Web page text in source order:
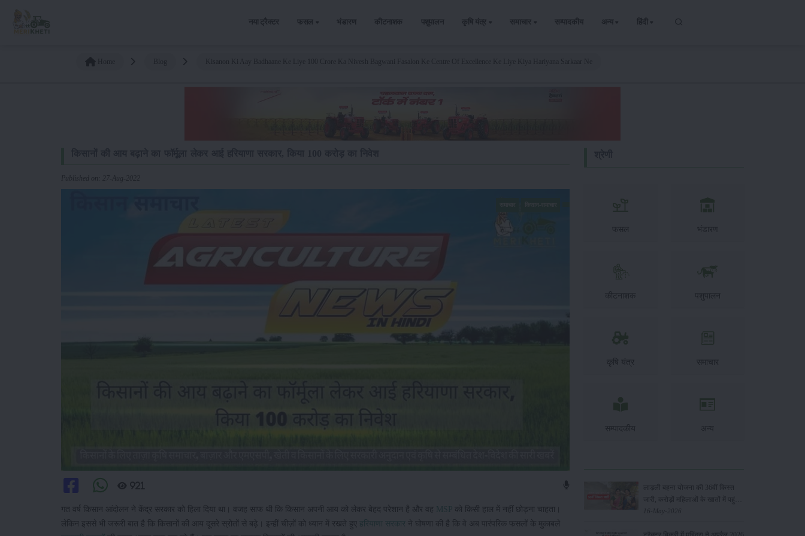
नया ट्रैक्टर फसल भंडारण कीटनाशक पशुपालन कृषि यंत्र समाचार सम्पादकीय अन्य हिंदी
Published on: 27-Aug-2022
921
गत वर्ष किसान आंदोलन ने केंद्र सरकार को हिला दिया था। वजह साफ थी कि किसान अपनी आय को लेकर बेहद परेशान है और वह MSP को किसी हाल में नहीं छोड़ना चाहता।
लेकिन इससे भी जरूरी बात है कि किसानों की आय दूसरे स्रोतों से बढ़े। इन्हीं चीज़ों को ध्यान में रखते हुए
हरियाणा सरकार ने घोषणा की है कि वे अब पारंपरिक फसलों के मुकाबले
फसल भंडारण
कीटनाशक पशुपालन
कृषि यंत्र समाचार
सम्पादकीय अन्य
लाड़ली बहना योजना की 36वीं किस्त
जारी, करोड़ों महिलाओं के खातों में पहुंचे
1500 रुपये
16-May-2026